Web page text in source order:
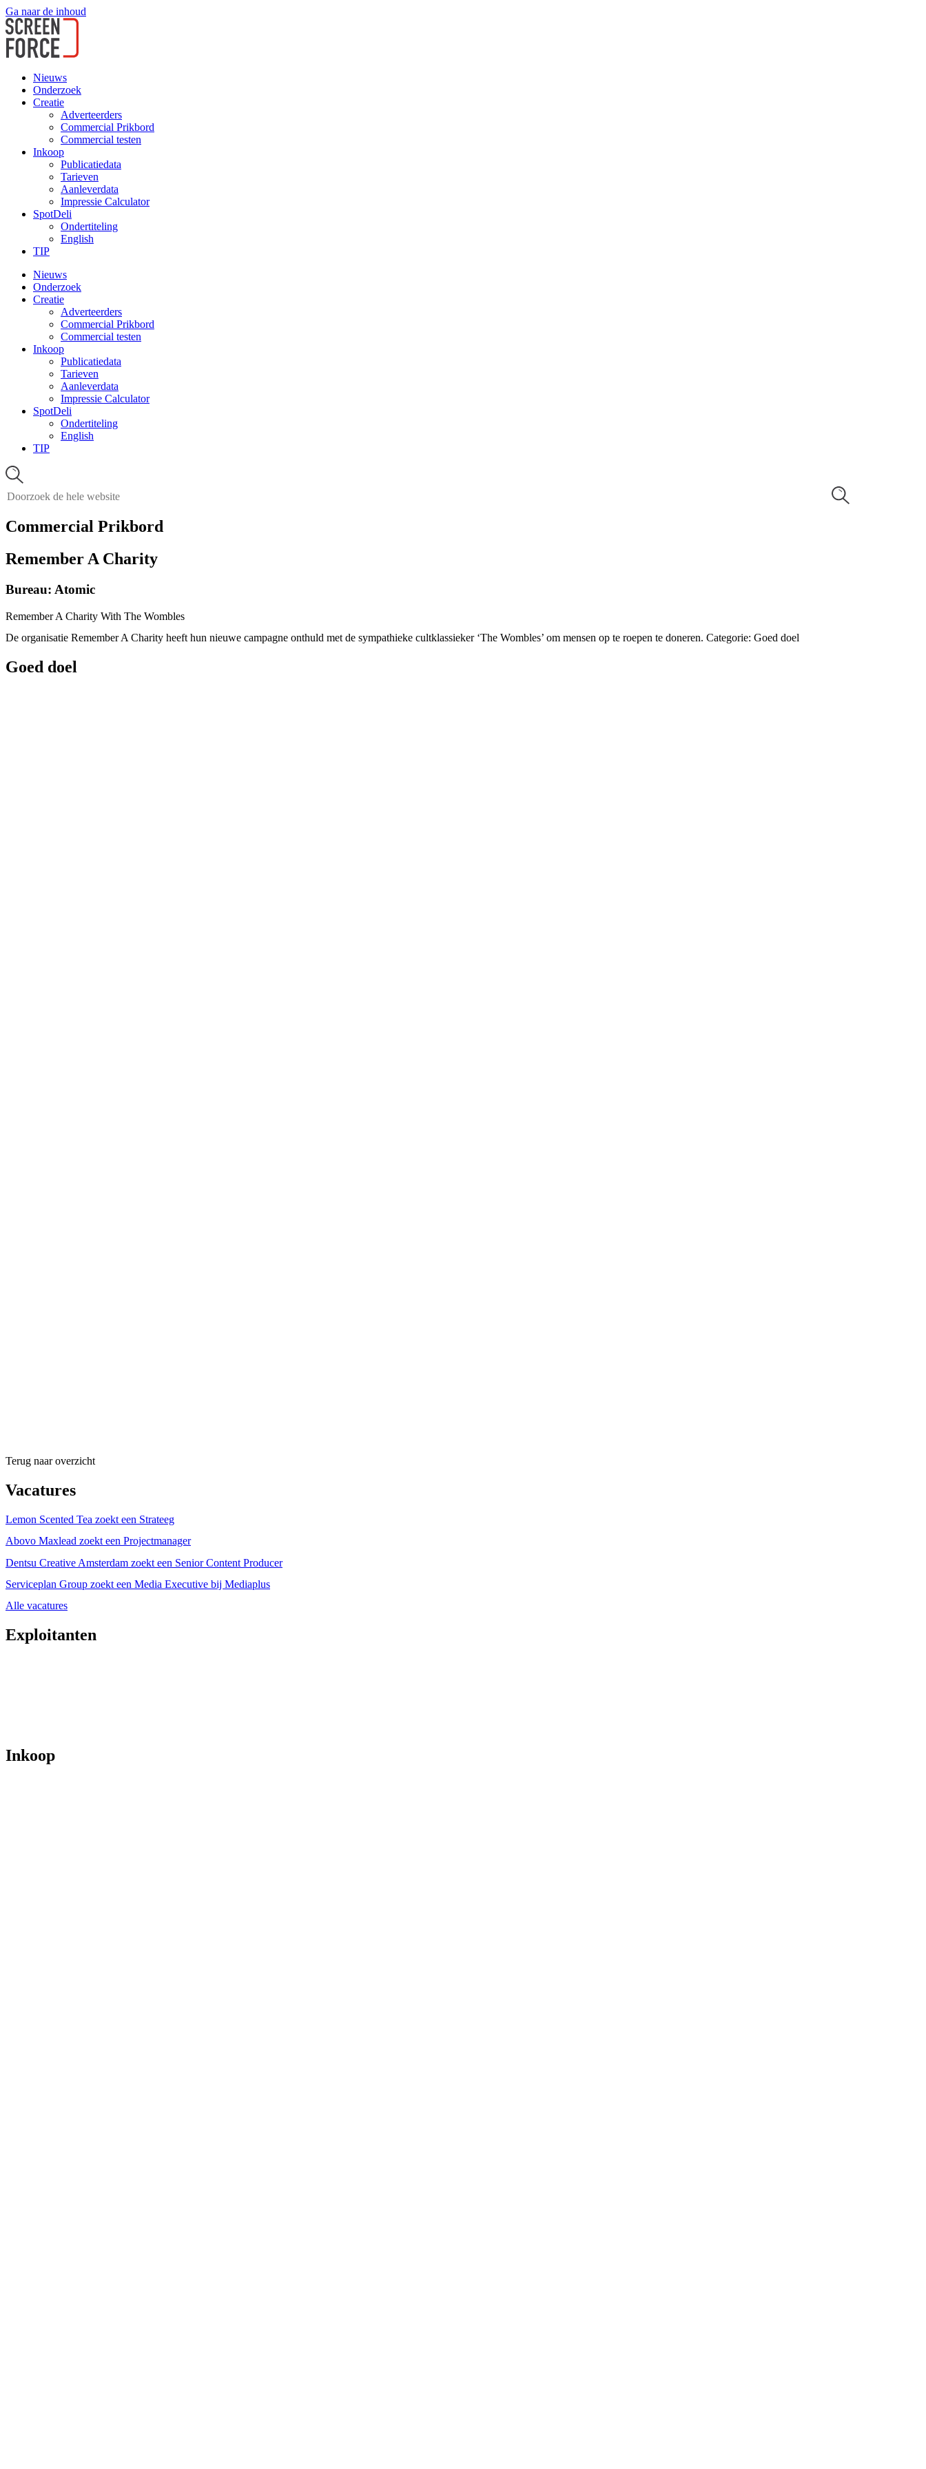
Ga naar de inhoud
Nieuws
Onderzoek
Creatie
Adverteerders
Commercial Prikbord
Commercial testen
Inkoop
Publicatiedata
Tarieven
Aanleverdata
Impressie Calculator
SpotDeli
Ondertiteling
English
TIP
Nieuws
Onderzoek
Creatie
Adverteerders
Commercial Prikbord
Commercial testen
Inkoop
Publicatiedata
Tarieven
Aanleverdata
Impressie Calculator
SpotDeli
Ondertiteling
English
TIP
Commercial Prikbord
Remember A Charity
Bureau: Atomic
Remember A Charity With The Wombles
De organisatie Remember A Charity heeft hun nieuwe campagne onthuld met de sympathieke cultklassieker ‘The Wombles’ om mensen op te roepen te doneren. Categorie: Goed doel
Goed doel
Terug naar overzicht
Vacatures
Lemon Scented Tea zoekt een Strateeg
Abovo Maxlead zoekt een Projectmanager
Dentsu Creative Amsterdam zoekt een Senior Content Producer
Serviceplan Group zoekt een Media Executive bij Mediaplus
Alle vacatures
Exploitanten
Inkoop